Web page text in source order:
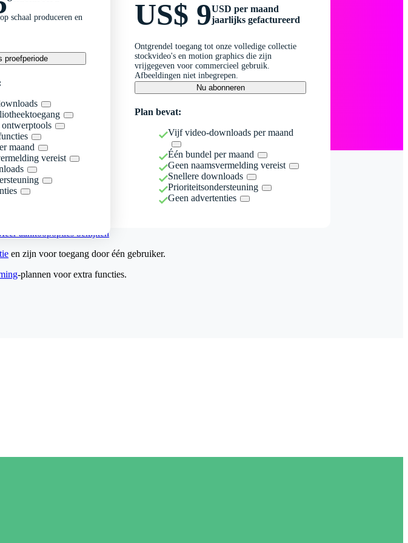
schaal produceren en
proefperiode
maand
vereist
US$ 9USD per maand
jaarlijks gefactureerd
Ontgrendel toegang tot onze volledige collectie
stockvideo's en motion graphics die zijn
vrijgegeven voor commercieel gebruik.
Afbeeldingen niet inbegrepen.
Nu abonneren
Plan bevat:
Vijf video-downloads per maand
Één bundel per maand
Geen naamsvermelding vereist
Snellere downloads
Prioriteitsondersteuning
Geen advertenties
aankoopopties bekijken
en zijn voor toegang door één gebruiker.
-plannen voor extra functies.